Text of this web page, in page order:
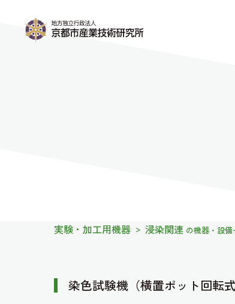
実験・加工用機器 > 浸染関連 の機器・設備
染色試験機（横置ポット回転式